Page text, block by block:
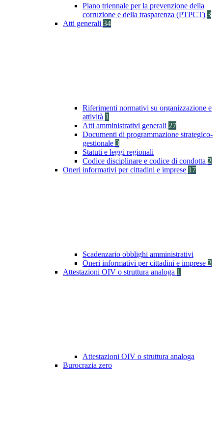
Piano triennale per la prevenzione della
corruzione e della trasparenza (PTPCT) 3
Atti generali 34
Riferimenti normativi su organizzazione e
attività 1
Atti amministrativi generali 27
Documenti di programmazione strategico-
gestionale 3
Statuti e leggi regionali
Codice disciplinare e codice di condotta 2
Oneri informativi per cittadini e imprese 17
Scadenzario obblighi amministrativi
Oneri informativi per cittadini e imprese 2
Attestazioni OIV o struttura analoga 1
Attestazioni OIV o struttura analoga
Burocrazia zero